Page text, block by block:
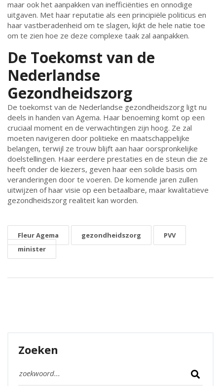
maar ook het aanpakken van inefficiënties en onnodige
uitgaven. Met haar reputatie als een principiële politicus en
haar vastberadenheid om te slagen, kijkt de hele natie toe
om te zien hoe ze deze complexe taak zal aanpakken.
De Toekomst van de
Nederlandse
Gezondheidszorg
De toekomst van de Nederlandse gezondheidszorg ligt nu
deels in handen van Agema. Haar benoeming komt op een
cruciaal moment en de verwachtingen zijn hoog. Ze zal
moeten navigeren door politieke en maatschappelijke
belangen, terwijl ze trouw blijft aan haar oorspronkelijke
doelstellingen. Haar eerdere prestaties en de steun die ze
heeft onder de kiezers, geven haar een solide basis om
veranderingen door te voeren. De komende jaren zullen
uitwijzen of haar visie op een betaalbare, maar kwalitatieve
gezondheidszorg realiteit kan worden.
Fleur Agema gezondheidszorg
PVV
minister
Zoeken